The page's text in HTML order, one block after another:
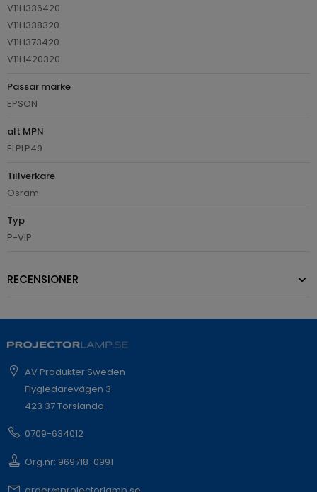
V11H336420
V11H338320
V11H373420
V11H420320
Passar märke
EPSON
alt MPN
ELPLP49
Tillverkare
Osram
Typ
P-VIP
RECENSIONER
AV Produkter Sweden
Flygledarevägen 3
423 37 Torslanda
0709-634012
Org.nr: 969718-0991